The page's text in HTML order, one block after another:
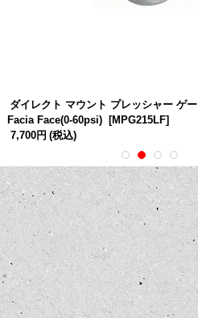
ダイレクト マウント プレッシャー ゲ
Facia Face(0-60psi) [MPG215LF]
7,700円 (税込)